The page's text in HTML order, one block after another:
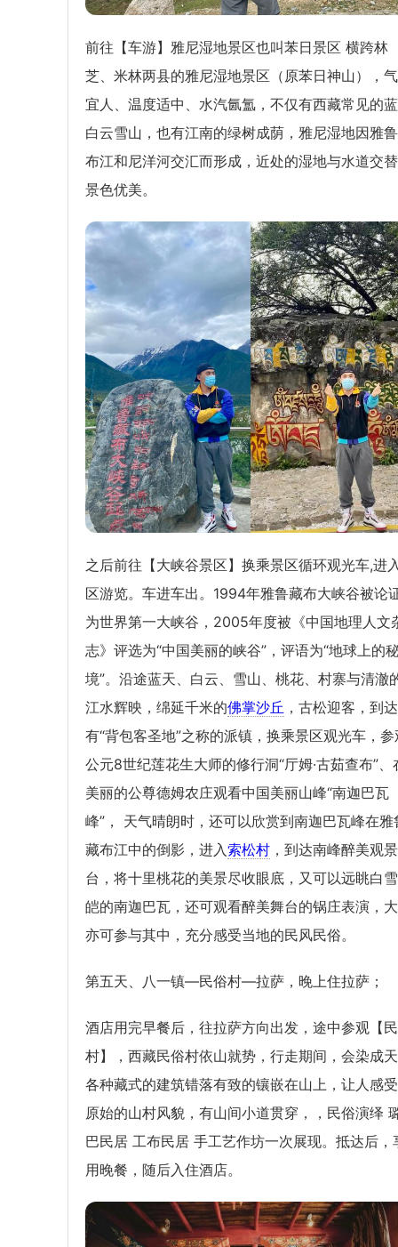
前往【车游】雅尼湿地景区也叫苯日景区 横跨林
芝、米林两县的雅尼湿地景区（原苯日神山），
宜人、温度适中、水汽氤氲，不仅有西藏常见的
白云雪山，也有江南的绿树成荫，雅尼湿地因雅
布江和尼洋河交汇而形成，近处的湿地与水道交
景色优美。
之后前往【大峡谷景区】换乘景区循环观光车,进
区游览。车进车出。1994年雅鲁藏布大峡谷被论
为世界第一大峡谷，2005年度被《中国地理人文
志》评选为“中国美丽的峡谷”，评语为“地球上的
境”。沿途蓝天、白云、雪山、桃花、村寨与清澈
江水辉映，绵延千米的佛掌沙丘 ，古松迎客，到
有“背包客圣地”之称的派镇，换乘景区观光车，参
公元8世纪莲花生大师的修行洞“厅姆·古茹查布”、
美丽的公尊德姆农庄观看中国美丽山峰“南迦巴瓦
峰”， 天气晴朗时，还可以欣赏到南迦巴瓦峰在雅
藏布江中的倒影，进入索松村 ，到达南峰醉美观景
台，将十里桃花的美景尽收眼底，又可以远眺白
皑的南迦巴瓦，还可观看醉美舞台的锅庄表演，
亦可参与其中，充分感受当地的民风民俗。
第五天、八一镇—民俗村—拉萨，晚上住拉萨；
酒店用完早餐后，往拉萨方向出发，途中参观【
村】，西藏民俗村依山就势，行走期间，会染成
各种藏式的建筑错落有致的镶嵌在山上，让人感
原始的山村风貌，有山间小道贯穿，，民俗演绎
巴民居 工布民居 手工艺作坊一次展现。抵达后，
用晚餐，随后入住酒店。